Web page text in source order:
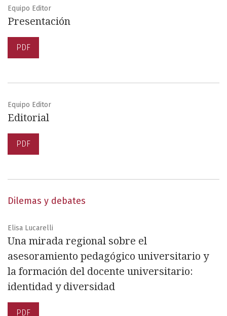
Equipo Editor
Presentación
PDF
Equipo Editor
Editorial
PDF
Dilemas y debates
Elisa Lucarelli
Una mirada regional sobre el
asesoramiento pedagógico universitario y
la formación del docente universitario:
identidad y diversidad
PDF